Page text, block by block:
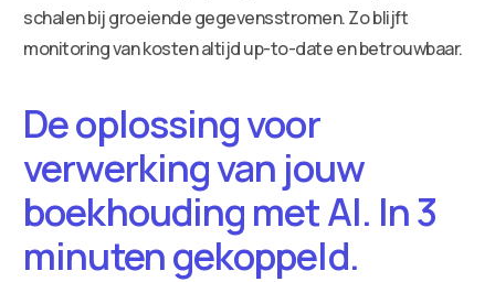
schalen bij groeiende gegevensstromen. Zo blijft
monitoring van kosten altijd up-to-date en betrouwbaar.
De oplossing voor
verwerking van jouw
boekhouding met AI. In 3
minuten gekoppeld.